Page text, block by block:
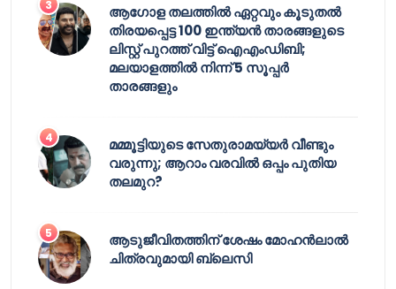
ആഗോള തലത്തിൽ ഏറ്റവും കൂടുതൽ
തിരയപ്പെട്ട 100 ഇന്ത്യൻ താരങ്ങളുടെ
ലിസ്റ്റ് പുറത്ത് വിട്ട് ഐഎംഡിബി;
മലയാളത്തിൽ നിന്ന് 5 സൂപ്പർ
താരങ്ങളും
മമ്മൂട്ടിയുടെ സേതുരാമയ്യർ വീണ്ടും
വരുന്നു; ആറാം വരവിൽ ഒപ്പം പുതിയ
തലമുറ?
ആടുജീവിതത്തിന് ശേഷം മോഹൻലാൽ
ചിത്രവുമായി ബ്ലെസി